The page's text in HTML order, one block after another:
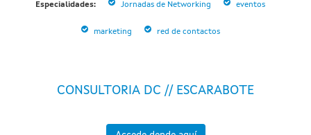
Especialidades: Jornadas de Networking eventos
marketing red de contactos
CONSULTORIA DC // ESCARABOTE